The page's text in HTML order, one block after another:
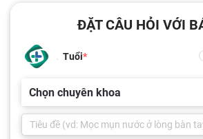
ĐẶT CÂU HỎI VỚI
Tuổi
Chọn chuyên khoa